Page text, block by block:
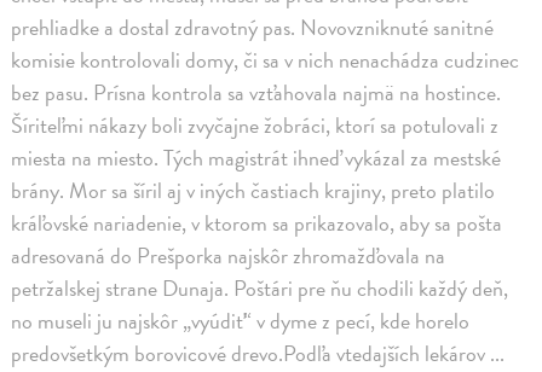
prehliadke a dostal zdravotný pas. Novovzniknuté sanitné
komisie kontrolovali domy, či sa v nich nenachádza cudzinec
bez pasu. Prísna kontrola sa vzťahovala najmä na hostince.
Šíriteľmi nákazy boli zvyčajne žobráci, ktorí sa potulovali z
miesta na miesto. Tých magistrát ihneď vykázal za mestské
brány. Mor sa šíril aj v iných častiach krajiny, preto platilo
kráľovské nariadenie, v ktorom sa prikazovalo, aby sa pošta
adresovaná do Prešporka najskôr zhromažďovala na
petržalskej strane Dunaja. Poštári pre ňu chodili každý deň,
no museli ju najskôr „vyúdiť“ v dyme z pecí, kde horelo
predovšetkým borovicové drevo.Podľa vtedajších lekárov ...